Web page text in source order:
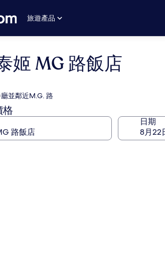
旅遊產品
姬 MG 路飯店
並鄰近M.G. 路
格
日期